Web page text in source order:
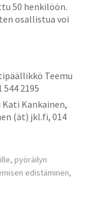
50 henkilöön.
osallistua voi
Teemu
544 2195
Kankainen,
(ät) jkl.fi, 014
, pyöräilyn
edistäminen,